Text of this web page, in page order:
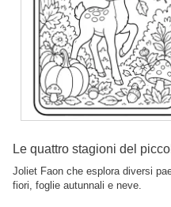
Le quattro stagioni del
Joliet Faon che esplora diversi
fiori, foglie autunnali e neve.